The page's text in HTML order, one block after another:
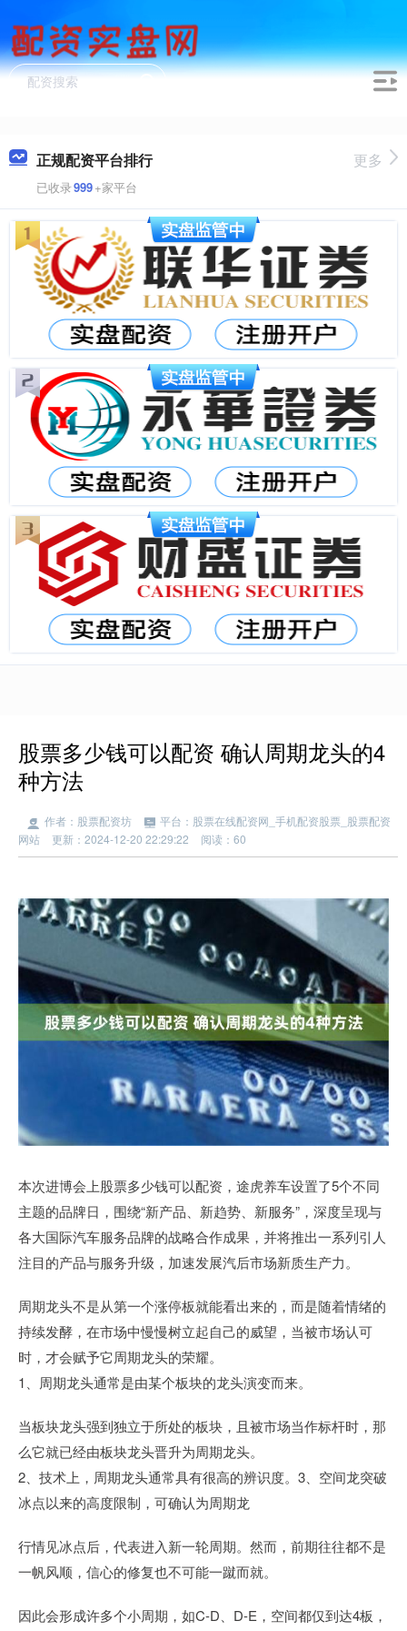
正规配资平台排行
已收录999+家平台
更多
股票多少钱可以配资 确认周期龙头的4
种方法
作者：股票配资坊
平台：股票在线配资网_手机配资股票_股票配资
网站
更新：2024-12-20 22:29:22 阅读：60
本次进博会上股票多少钱可以配资，途虎养车设置了5个不同
主题的品牌日，围绕“新产品、新趋势、新服务”，深度呈现与
各大国际汽车服务品牌的战略合作成果，并将推出一系列引人
注目的产品与服务升级，加速发展汽后市场新质生产力。
周期龙头不是从第一个涨停板就能看出来的，而是随着情绪的
持续发酵，在市场中慢慢树立起自己的威望，当被市场认可
时，才会赋予它周期龙头的荣耀。
1、周期龙头通常是由某个板块的龙头演变而来。
当板块龙头强到独立于所处的板块，且被市场当作标杆时，那
么它就已经由板块龙头晋升为周期龙头。
2、技术上，周期龙头通常具有很高的辨识度。3、空间龙突破
冰点以来的高度限制，可确认为周期龙
行情见冰点后，代表进入新一轮周期。然而，前期往往都不是
一帆风顺，信心的修复也不可能一蹴而就。
因此会形成许多个小周期，如C-D、D-E，空间都仅到达4板，